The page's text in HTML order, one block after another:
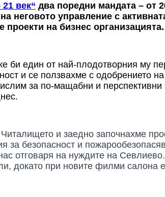
век“ два поредни мандата – от
неговото управление с
проекти на бизнес организацията.
би един от най-плодотворния му
и се ползвахме с одобрението
за по-мащабни и перспективни
Читалището и заедно започнахме
за безопасност и
отговаря на нуждите на Севлиево.
докато при новите филми салона е